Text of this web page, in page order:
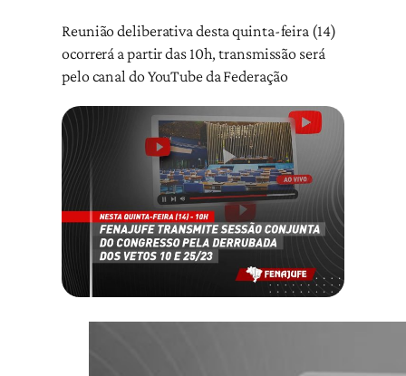
Reunião deliberativa desta quinta-feira (14)
ocorrerá a partir das 10h, transmissão será
pelo canal do YouTube da Federação